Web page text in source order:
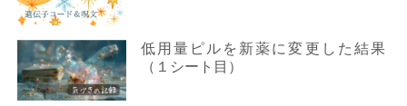
低用量ピルを新薬に変更した結果
（１シート目）